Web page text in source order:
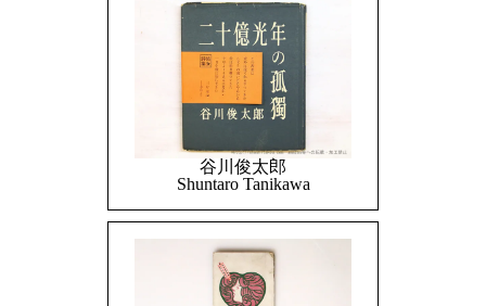
谷川俊太郎
Shuntaro Tanikawa